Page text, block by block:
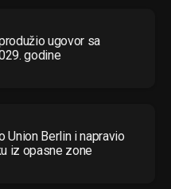
ugovor sa
godine
Union Berlin i napravio
iz opasne zone